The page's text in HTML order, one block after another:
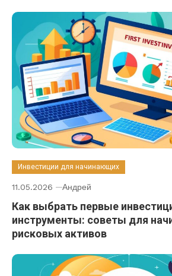
Инвестиции для начинающих
11.05.2026 Андрей
Как выбрать первые
инструменты: советы для
рисковых активов